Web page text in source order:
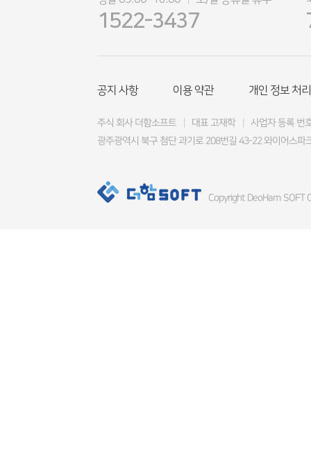
1522-3437
공지 사항 이용 약관 개인 정보 처
주식 회사 더함소프트 대표 고재학 사업자 등록 번
광주광역시 북구 첨단 과기로 208번길 43-22 와이어스파
Copyright DeoHam SOFT